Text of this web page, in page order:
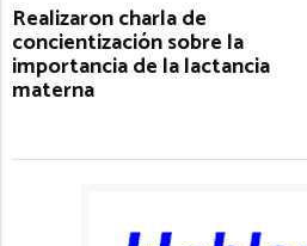
Realizaron charla de
concientización sobre la
importancia de la lactancia
materna